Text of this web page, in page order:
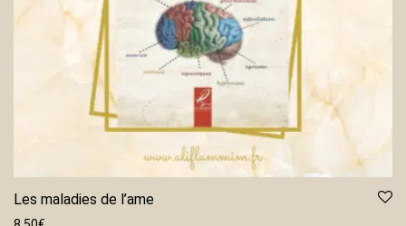
Les maladies de l’ame